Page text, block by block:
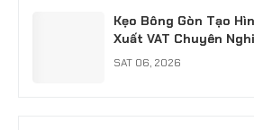
Kẹo Bông Gòn Tạo
Xuất VAT Chuyên
SAT 06, 2026